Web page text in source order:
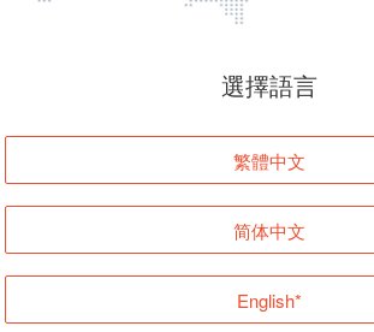
頁面無法顯示
登入
返回首頁
選擇語言
繁體中文
简体中文
English*